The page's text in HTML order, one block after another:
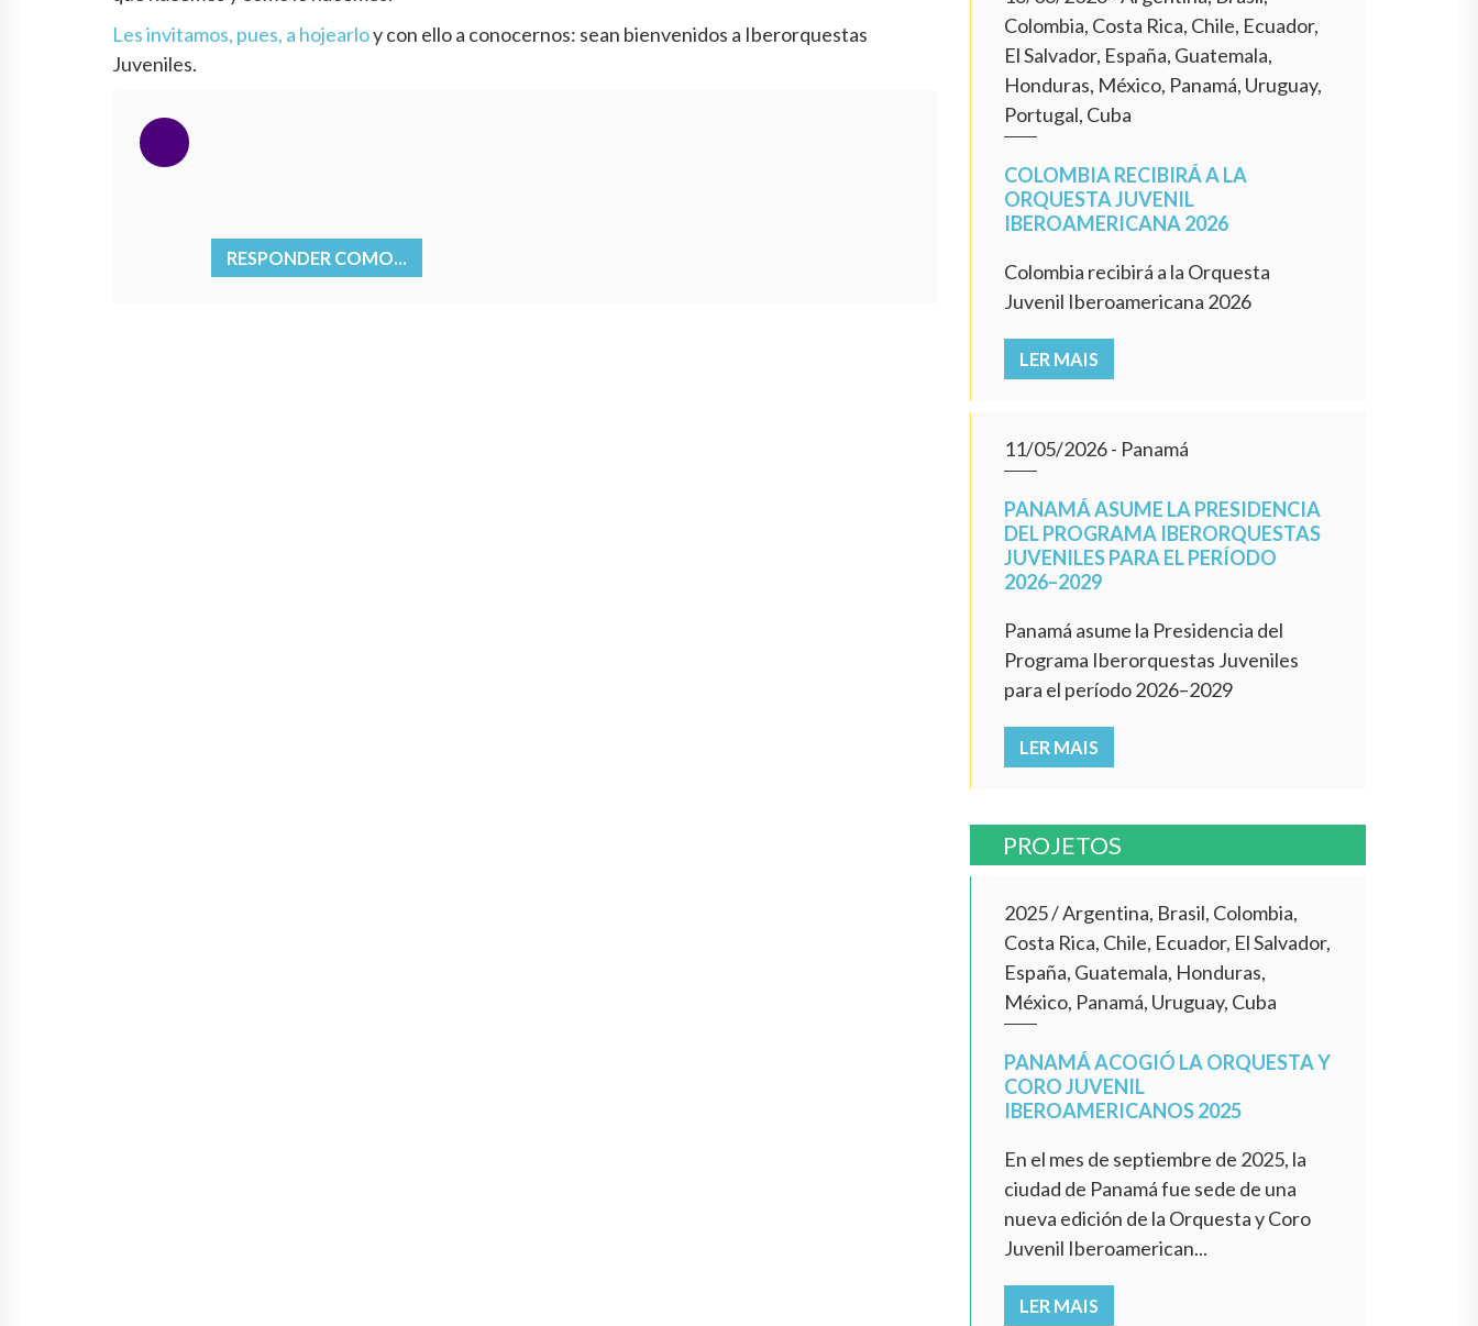
Les invitamos, pues, a hojearloy con ello a conocernos: sean bienvenidos a Iberorquestas
Juveniles.
RESPONDER COMO...
Colombia, Costa Rica, Chile, Ecuador,
El Salvador, España, Guatemala,
Honduras, México, Panamá, Uruguay,
Portugal, Cuba
COLOMBIA RECIBIRÁ A LA
ORQUESTA JUVENIL
IBEROAMERICANA 2026
Colombia recibirá a la Orquesta
Juvenil Iberoamericana 2026
LER MAIS
11/05/2026- Panamá
PANAMÁ ASUME LA PRESIDENCIA
DEL PROGRAMA IBERORQUESTAS
JUVENILES PARA EL PERÍODO
2026–2029
Panamá asume la Presidencia del
Programa Iberorquestas Juveniles
para el período 2026–2029
LER MAIS
PROJETOS
2025/Argentina, Brasil, Colombia,
Costa Rica, Chile, Ecuador, El Salvador,
España, Guatemala, Honduras,
México, Panamá, Uruguay, Cuba
PANAMÁ ACOGIÓ LA ORQUESTA Y
CORO JUVENIL
IBEROAMERICANOS 2025
En el mes de septiembre de 2025, la
ciudad de Panamá fue sede de una
nueva edición de la Orquesta y Coro
Juvenil Iberoamerican...
LER MAIS